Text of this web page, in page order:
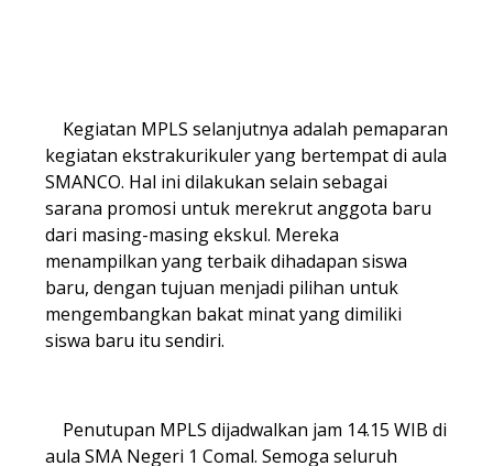
Kegiatan MPLS selanjutnya adalah pemaparan
kegiatan ekstrakurikuler yang bertempat di aula
SMANCO. Hal ini dilakukan selain sebagai
sarana promosi untuk merekrut anggota baru
dari masing-masing ekskul. Mereka
menampilkan yang terbaik dihadapan siswa
baru, dengan tujuan menjadi pilihan untuk
mengembangkan bakat minat yang dimiliki
siswa baru itu sendiri.
Penutupan MPLS dijadwalkan jam 14.15 WIB di
aula SMA Negeri 1 Comal. Semoga seluruh